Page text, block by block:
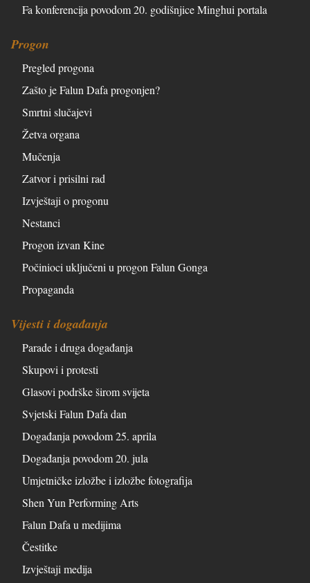
Fa konferencija povodom 20. godišnjice Minghui portala
Progon
Pregled progona
Zašto je Falun Dafa progonjen?
Smrtni slučajevi
Žetva organa
Mučenja
Zatvor i prisilni rad
Izvještaji o progonu
Nestanci
Progon izvan Kine
Počinioci uključeni u progon Falun Gonga
Propaganda
Vijesti i događanja
Parade i druga događanja
Skupovi i protesti
Glasovi podrške širom svijeta
Svjetski Falun Dafa dan
Događanja povodom 25. aprila
Događanja povodom 20. jula
Umjetničke izložbe i izložbe fotografija
Shen Yun Performing Arts
Falun Dafa u medijima
Čestitke
Izvještaji medija